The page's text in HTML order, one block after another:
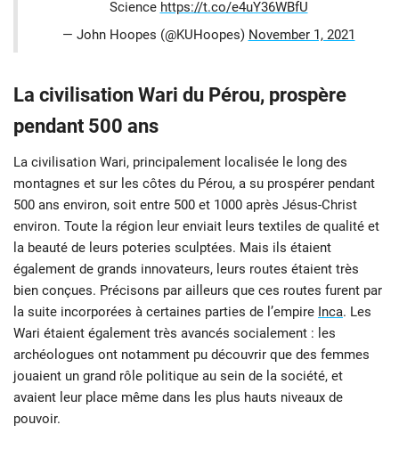
Science https://t.co/e4uY36WBfU
— John Hoopes (@KUHoopes) November 1, 2021
La civilisation Wari du Pérou, prospère
pendant 500 ans
La civilisation Wari, principalement localisée le long des
montagnes et sur les côtes du Pérou, a su prospérer pendant
500 ans environ, soit entre 500 et 1000 après Jésus-Christ
environ. Toute la région leur enviait leurs textiles de qualité et
la beauté de leurs poteries sculptées. Mais ils étaient
également de grands innovateurs, leurs routes étaient très
bien conçues. Précisons par ailleurs que ces routes furent par
la suite incorporées à certaines parties de l’empire Inca. Les
Wari étaient également très avancés socialement : les
archéologues ont notamment pu découvrir que des femmes
jouaient un grand rôle politique au sein de la société, et
avaient leur place même dans les plus hauts niveaux de
pouvoir.